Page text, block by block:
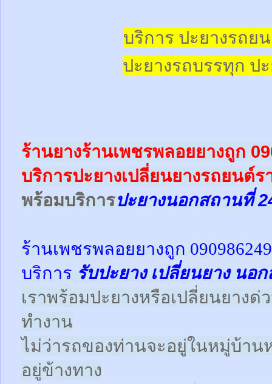
บริการ ปะยางรถย
ปะยางรถบรรทุก ป
ร้านยางร้านเพชรพลอยยางถูก
บริการปะยางเปลี่ยนยางรถยนต์ร
พร้อมบริการปะยางนอกสถานที่
ร้านเพชรพลอยยางถูก
บริการ รับปะยาง เปลี่ยนยาง นอ
เราพร้อมปะยางหรือเปลี่ยนยาง
ทำงาน
ไม่ว่ารถของท่านจะอยู่ในหมู่บ้า
อยู่ข้างทาง